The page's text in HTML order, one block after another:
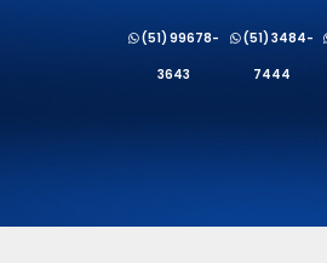
(51) 99678-
3643
(51) 3484-
7444